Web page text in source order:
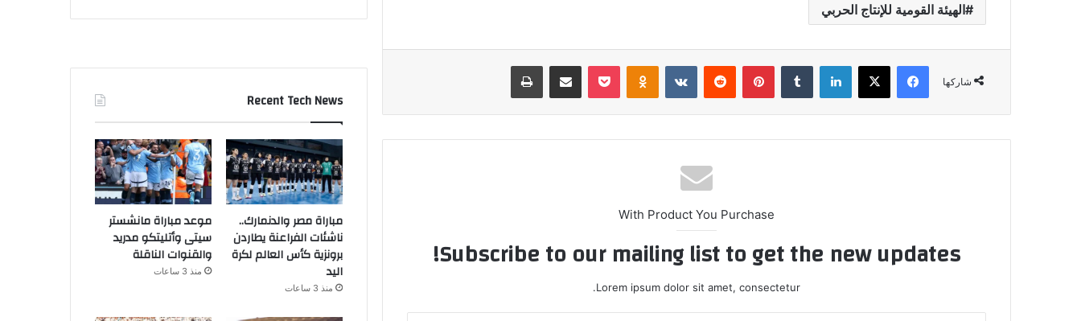
الهيئة القومية للإنتاج الحربي
شاركها
فيسبوك X لينكدإن بينتيريست Odnoklassniki
بوكيت مشاركة عبر البريد طباعة
With Product You Purchase
Subscribe to our mailing list to get the new updates!
Lorem ipsum dolor sit amet, consectetur.
Recent Tech News
مباراة مصر والدنمارك..
ناشئات الفراعنة يطاردن
برونزية كأس العالم لكرة
اليد
منذ 3 ساعات
موعد مباراة مانشستر
سيتى وأتليتكو مدريد
والقنوات الناقلة
منذ 3 ساعات